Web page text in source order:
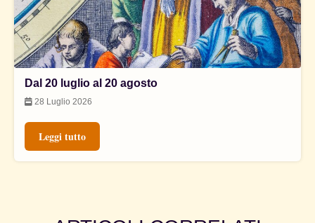
Dal 20 luglio al 20 agosto
28 Luglio 2026
Leggi tutto